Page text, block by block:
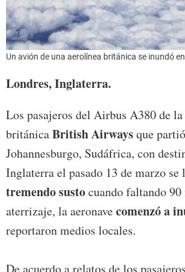
Un avión de una aerolínea británica se inundó
Londres, Inglaterra.
Los pasajeros del Airbus A380 de
británicaBritish Airwaysque
Johannesburgo, Sudáfrica, con
Inglaterra el pasado 13 de marzo se
tremendo sustocuando faltando
aterrizaje, la aeronavecomenzó a
reportaron medios locales.
De acuerdo a relatos de los